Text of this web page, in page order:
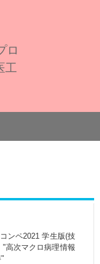
ロ
工
ンペ2021 学生版(技
高次マクロ病理情報